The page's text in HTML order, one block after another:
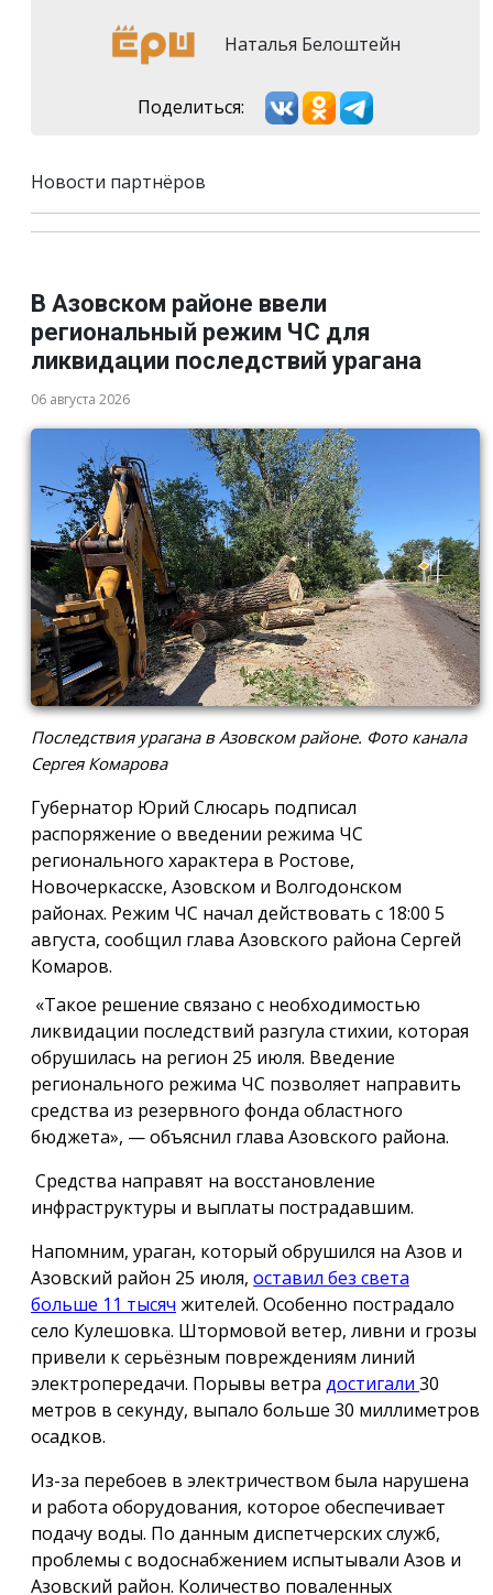
Наталья Белоштейн
Поделиться:
Новости партнёров
В Азовском районе ввели
региональный режим ЧС для
ликвидации последствий урагана
06 августа 2026
Последствия урагана в Азовском районе. Фото канала
Сергея Комарова
Губернатор Юрий Слюсарь подписал
распоряжение о введении режима ЧС
регионального характера в Ростове,
Новочеркасске, Азовском и Волгодонском
районах. Режим ЧС начал действовать с 18:00 5
августа, сообщил глава Азовского района Сергей
Комаров.
«Такое решение связано с необходимостью
ликвидации последствий разгула стихии, которая
обрушилась на регион 25 июля. Введение
регионального режима ЧС позволяет направить
средства из резервного фонда областного
бюджета», — объяснил глава Азовского района.
Средства направят на восстановление
инфраструктуры и выплаты пострадавшим.
Напомним, ураган, который обрушился на Азов и
Азовский район 25 июля, оставил без света
больше 11 тысяч жителей. Особенно пострадало
село Кулешовка. Штормовой ветер, ливни и грозы
привели к серьёзным повреждениям линий
электропередачи. Порывы ветра достигали 30
метров в секунду, выпало больше 30 миллиметров
осадков.
Из-за перебоев в электричеством была нарушена
и работа оборудования, которое обеспечивает
подачу воды. По данным диспетчерских служб,
проблемы с водоснабжением испытывали Азов и
Азовский район. Количество поваленных